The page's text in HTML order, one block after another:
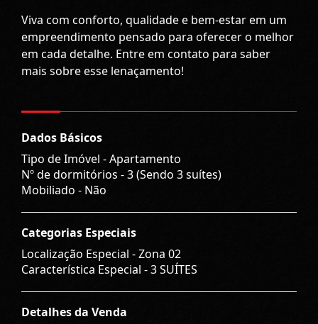
Viva com conforto, qualidade e bem-estar em um
empreendimento pensado para oferecer o melhor
em cada detalhe. Entre em contato para saber
mais sobre esse lenaçamento!
Dados Básicos
Tipo de Imóvel - Apartamento
Nº de dormitórios - 3 (Sendo 3 suítes)
Mobiliado - Não
Categorias Especiais
Localização Especial - Zona 02
Característica Especial - 3 SUÍTES
Detalhes da Venda